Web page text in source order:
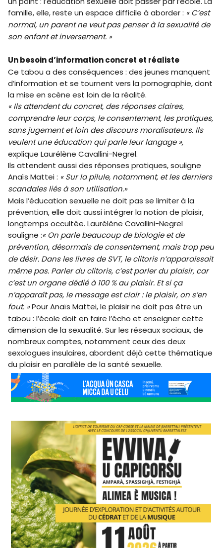
famille, elle, reste un espace difficile à aborder : « C’est
normal, un parent ne veut pas penser à la sexualité de
son enfant et inversement. »
Un besoin d’information concret et réaliste
Ce tabou a des conséquences : des jeunes manquent
d’information et se tournent vers la pornographie, dont
la mise en scène est loin de la réalité.
« Ils attendent du concret, des réponses claires,
comprendre leur corps, le consentement, les pratiques,
sans jugement et loin des discours moralisateurs. Ils
veulent une éducation qui parle leur langage »,
explique Laurélène Cavallini-Negrel.
Ils attendent aussi des réponses pratiques, souligne
Anaïs Mattei : « Sur la pilule, notamment, et les derniers
scandales liés à son utilisation.»
Mais l’éducation sexuelle ne doit pas se limiter à la
prévention, elle doit aussi intégrer la notion de plaisir,
longtemps occultée. Laurélène Cavallini-Negrel
souligne :« On parle beaucoup de biologie et de
prévention, désormais de consentement, mais trop peu
de désir. Dans les livres de SVT, le clitoris n’apparaissait
même pas. Parler du clitoris, c’est parler du plaisir, car
c’est un organe dédié à 100 % au plaisir. Et si ça
n’apparaît pas, le message est clair : le plaisir, on s’en
fout. »Pour Anaïs Mattei, le plaisir ne doit pas être un
tabou : l’école doit en faire l’écho et enseigner cette
dimension de la sexualité. Sur les réseaux sociaux, de
nombreux comptes, notamment ceux des deux
sexologues insulaires, abordent déjà cette thématique
du plaisir en parallèle de la santé sexuelle.